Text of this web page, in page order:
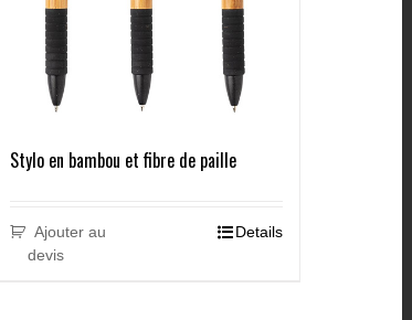
Stylo en bambou et fibre de paille
Ajouter au
devis
Details